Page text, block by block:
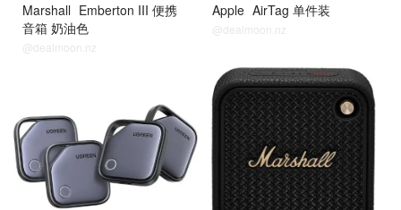
Marshall Emberton III 便携
音箱 奶油色
@dealmoon.nz
Apple AirTag 单件装
@dealmoon.nz